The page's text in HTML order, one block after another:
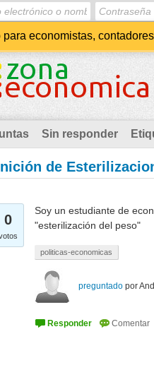
economistas,
Sin responder
de
0
Soy un estudiante de
"esterilización del peso"
politicas-economicas
preguntado por